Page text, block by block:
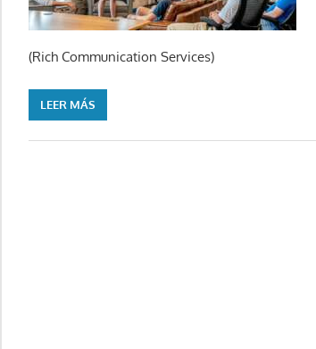
(Rich Communication Services)
LEER MÁS